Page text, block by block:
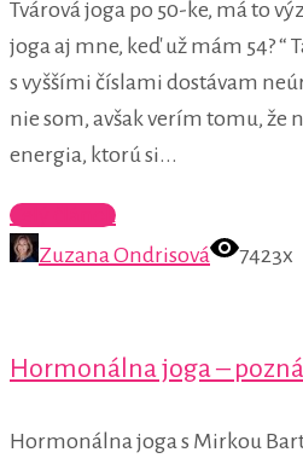
Tvárová joga po 50-ke, má to
joga aj mne, keď už mám 54? “
s vyššími číslami dostávam
nie som, avšak verím tomu, že
energia, ktorú si...
Celý článok
Zuzana Ondrisová
7423x
Hormonálna joga –
Hormonálna joga s Mirkou